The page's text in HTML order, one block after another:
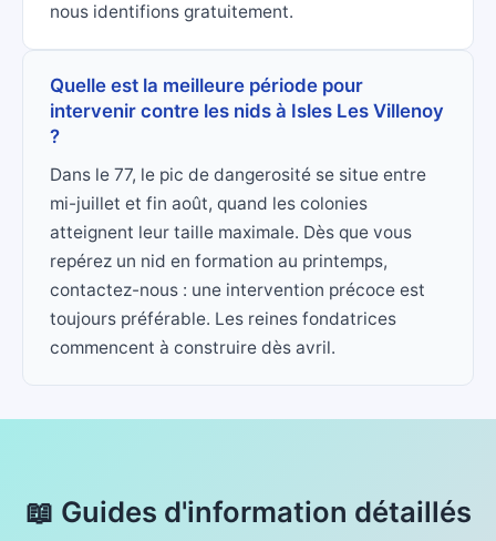
nous identifions gratuitement.
Quelle est la meilleure période pour
intervenir contre les nids à Isles Les Villenoy
?
Dans le 77, le pic de dangerosité se situe entre
mi-juillet et fin août, quand les colonies
atteignent leur taille maximale. Dès que vous
repérez un nid en formation au printemps,
contactez-nous : une intervention précoce est
toujours préférable. Les reines fondatrices
commencent à construire dès avril.
📖 Guides d'information détaillés